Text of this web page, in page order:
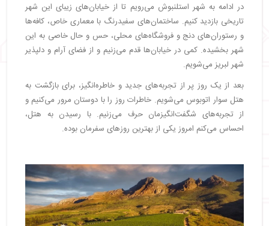
در ادامه به شهر استلنبوش می‌رویم تا از خیابان‌های زیبای این شهر
تاریخی بازدید کنیم. ساختمان‌های سفیدرنگ با معماری خاص، کافه‌ها
و رستوران‌های دنج و فروشگاه‌های محلی، حس و حال خاصی به این
شهر بخشیده. کمی در خیابان‌ها قدم می‌زنیم و از فضای آرام و دلپذیر
شهر لبریز می‌شویم.
بعد از یک روز پر از تجربه‌های جدید و خاطره‌انگیز، برای بازگشت به
هتل سوار اتوبوس می‌شویم. خاطرات روز را با دوستان مرور می‌کنیم و
از تجربه‌های شگفت‌انگیزمان حرف می‌زنیم. با رسیدن به هتل،
احساس می‌کنم امروز یکی از بهترین روزهای سفرمان بوده.